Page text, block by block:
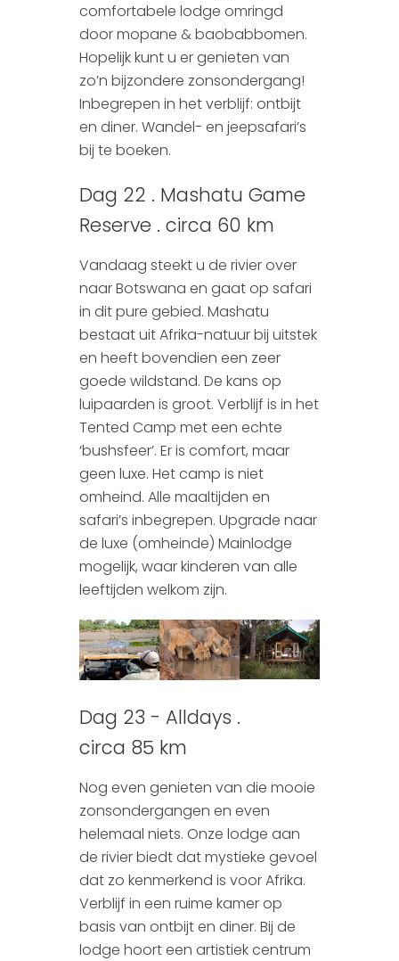
comfortabele lodge omringd
door mopane & baobabbomen.
Hopelijk kunt u er genieten van
zo’n bijzondere zonsondergang!
Inbegrepen in het verblijf: ontbijt
en diner. Wandel- en jeepsafari’s
bij te boeken.
Dag 22 . Mashatu Game
Reserve . circa 60 km
Vandaag steekt u de rivier over
naar Botswana en gaat op safari
in dit pure gebied. Mashatu
bestaat uit Afrika-natuur bij uitstek
en heeft bovendien een zeer
goede wildstand. De kans op
luipaarden is groot. Verblijf is in het
Tented Camp met een echte
‘bushsfeer’. Er is comfort, maar
geen luxe. Het camp is niet
omheind. Alle maaltijden en
safari’s inbegrepen. Upgrade naar
de luxe (omheinde) Mainlodge
mogelijk, waar kinderen van alle
leeftijden welkom zijn.
Dag 23 - Alldays .
circa 85 km
Nog even genieten van die mooie
zonsondergangen en even
helemaal niets. Onze lodge aan
de rivier biedt dat mystieke gevoel
dat zo kenmerkend is voor Afrika.
Verblijf in een ruime kamer op
basis van ontbijt en diner. Bij de
lodge hoort een artistiek centrum